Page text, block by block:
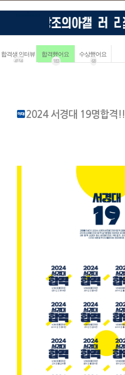
합격생 인터뷰
4114
합격했어요
183
수상했어요
68
2024 서경대 19명합격!!